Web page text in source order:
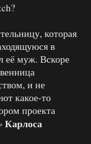
которая
в
её муж. Вскоре
и не
какое-то
проекта
Карлоса